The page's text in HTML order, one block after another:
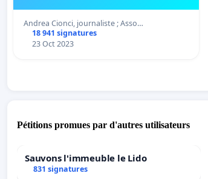
Andrea Cionci, journaliste ; Asso…
18 941 signatures
23 Oct 2023
Pétitions promues par d'autres utilisateurs
Sauvons l'immeuble le Lido
831 signatures